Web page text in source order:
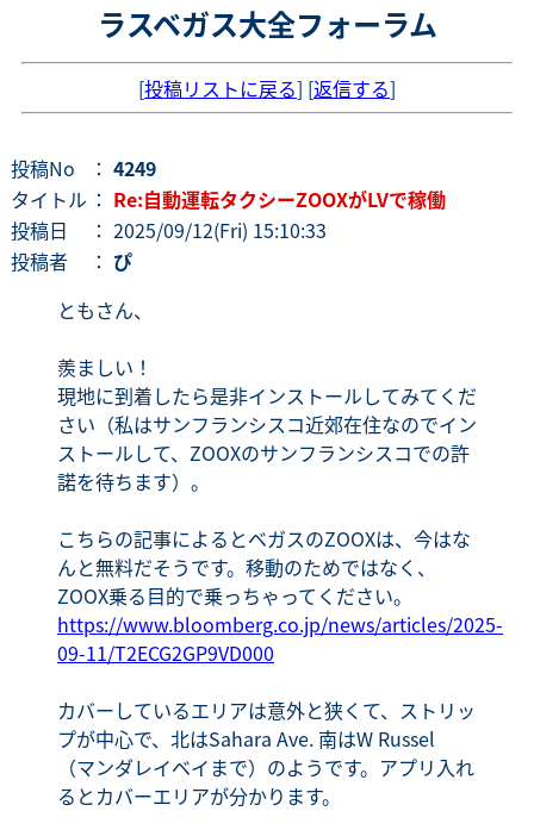
ラスベガス大全フォーラム
[投稿リストに戻る] [返信する]
投稿No ： 4249
タイトル ： Re:自動運転タクシーZOOXがLVで稼働
投稿日
： 2025/09/12(Fri) 15:10:33
投稿者
： ぴ
ともさん、
羨ましい！
現地に到着したら是非インストールしてみてくだ
さい（私はサンフランシスコ近郊在住なのでイン
ストールして、ZOOXのサンフランシスコでの許
諾を待ちます）。
こちらの記事によるとベガスのZOOXは、今はな
んと無料だそうです。移動のためではなく、
ZOOX乗る目的で乗っちゃってください。
https://www.bloomberg.co.jp/news/articles/2025-
09-11/T2ECG2GP9VD000
カバーしているエリアは意外と狭くて、ストリッ
プが中心で、北はSahara Ave. 南はW Russel
（マンダレイベイまで）のようです。アプリ入れ
るとカバーエリアが分かります。